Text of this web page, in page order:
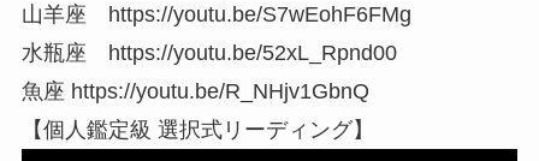
山羊座 https://youtu.be/S7wEohF6FMg
水瓶座 https://youtu.be/52xL_Rpnd00
魚座 https://youtu.be/R_NHjv1GbnQ
【個人鑑定級 選択式リーディング】